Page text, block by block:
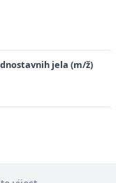
jela (m/ž)